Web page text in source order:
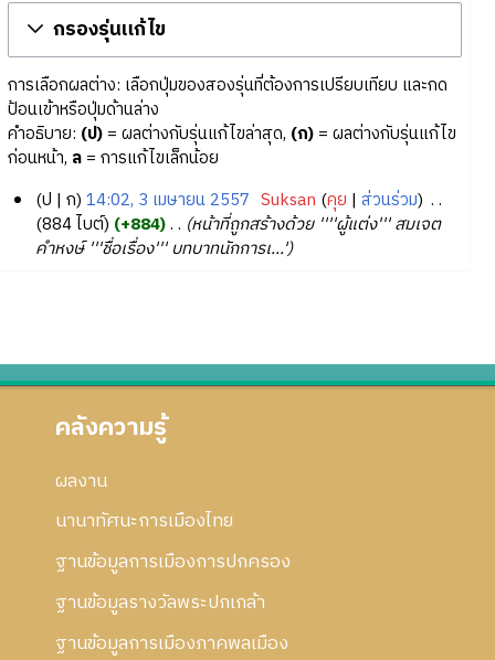
กรองรุ่นแก้ไข
การเลือกผลต่าง: เลือกปุ่มของสองรุ่นที่ต้องการเปรียบเทียบ และกด
ป้อนเข้าหรือปุ่มด้านล่าง
คำอธิบาย: (ป)= ผลต่างกับรุ่นแก้ไขล่าสุด, (ก)= ผลต่างกับรุ่นแก้ไข
ก่อนหน้า, ล= การแก้ไขเล็กน้อย
ย
น
ป ก 14:02, 3 เมษายน 2557 Suksan คุย ส่วนร่วม ‎
884 ไบต์
+884 ‎
หน้าที่ถูกสร้างด้วย ''''ผู้แต่ง''' สมเจต
คำหงษ์ '''ชื่อเรื่อง''' บทบาทนักการเ...'
คลังความรู้
ผลงาน
นานาทัศนะการเมืองไทย
ฐานข้อมูลการเมืองการปกครอง
ฐานข้อมูลรางวัลพระปกเกล้า
ฐานข้อมูลการเมืองภาคพลเมือง